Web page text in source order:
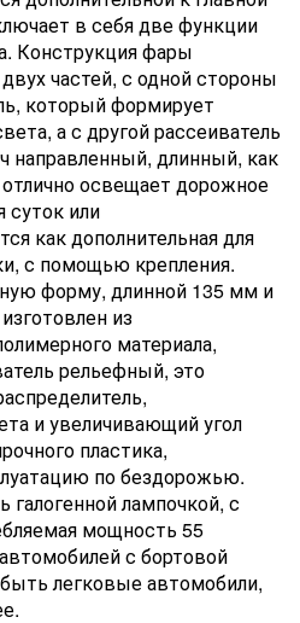
в себя две функции
Конструкция фары
частей, с одной стороны
который формирует
а с другой рассеиватель
направленный, длинный, как
освещает дорожное
суток или
как дополнительная для
с помощью крепления.
форму, длинной 135 мм и
из
материала,
рельефный, это
и увеличивающий угол
пластика,
по бездорожью.
лампочкой, с
мощность 55
с бортовой
легковые автомобили,